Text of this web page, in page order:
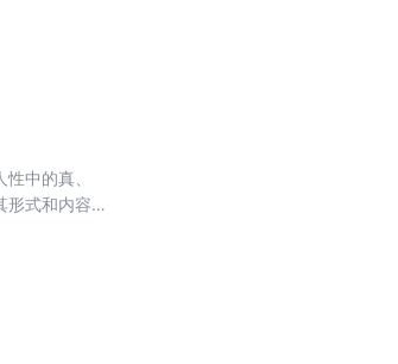
中的真、
式和内容的